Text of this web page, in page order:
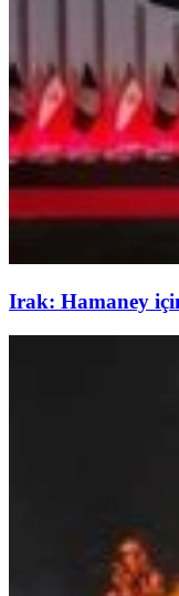
Irak: Hamaney